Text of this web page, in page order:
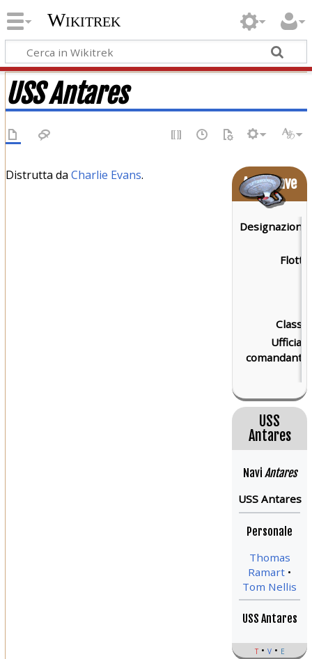
Wikitrek
USS Antares
Astronave
Designazione:
Flotta:
Classe:
Ufficiale
comandante:
USS
Antares
Navi Antares
USS Antares
Personale
Thomas
Ramart
Tom Nellis
USS Antares
t v e
Distrutta da Charlie Evans.